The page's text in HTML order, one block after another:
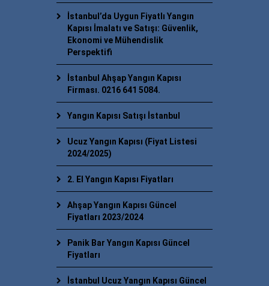
İstanbul’da Uygun Fiyatlı Yangın
Kapısı İmalatı ve Satışı: Güvenlik,
Ekonomi ve Mühendislik
Perspektifi
İstanbul Ahşap Yangın Kapısı
Firması. 0216 641 5084.
Yangın Kapısı Satışı İstanbul
Ucuz Yangın Kapısı (Fiyat Listesi
2024/2025)
2. El Yangın Kapısı Fiyatları
Ahşap Yangın Kapısı Güncel
Fiyatları 2023/2024
Panik Bar Yangın Kapısı Güncel
Fiyatları
İstanbul Ucuz Yangın Kapısı Güncel